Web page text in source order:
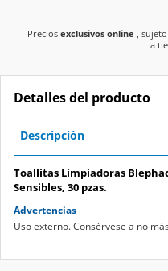
Precios exclusivos online ,
a
Detalles del producto
Descripción
Toallitas Limpiadoras
Sensibles, 30 pzas.
Advertencias
Uso externo. Consérvese a no